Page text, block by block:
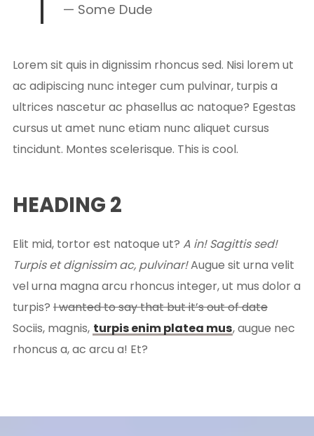
Some Dude
Lorem sit quis in dignissim rhoncus sed. Nisi lorem ut
ac adipiscing nunc integer cum pulvinar, turpis a
ultrices nascetur ac phasellus ac natoque? Egestas
cursus ut amet nunc etiam nunc aliquet cursus
tincidunt. Montes scelerisque. This is cool.
HEADING 2
Elit mid, tortor est natoque ut? A in! Sagittis sed!
Turpis et dignissim ac, pulvinar!Augue sit urna velit
vel urna magna arcu rhoncus integer, ut mus dolor a
turpis? I wanted to say that but it’s out of date
Sociis, magnis, turpis enim platea mus, augue nec
rhoncus a, ac arcu a! Et?